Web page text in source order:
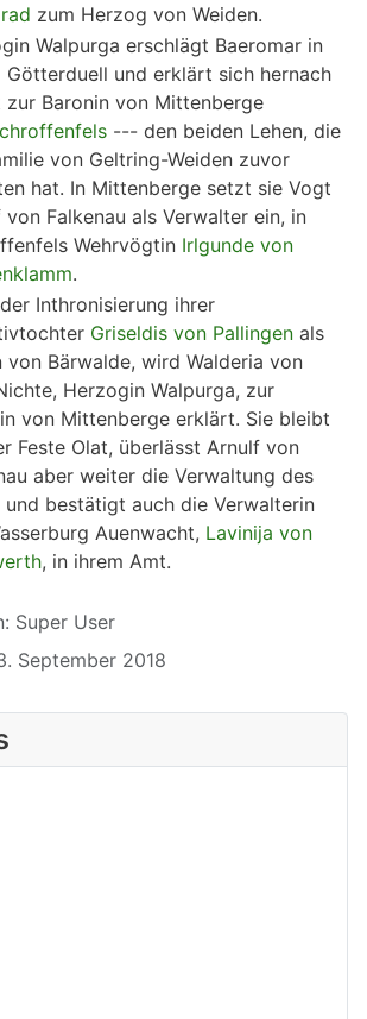
zum Herzog von Weiden.
Walpurga erschlägt Baeromar in
Götterduell und erklärt sich hernach
zur Baronin von Mittenberge
--- den beiden Lehen, die
von Geltring-Weiden zuvor
hat. In Mittenberge setzt sie Vogt
von Falkenau als Verwalter ein, in
Wehrvögtin Irlgunde von
.
Inthronisierung ihrer
Griseldis von Pallingen als
von Bärwalde, wird Walderia von
Herzogin Walpurga, zur
von Mittenberge erklärt. Sie bleibt
Feste Olat, überlässt Arnulf von
aber weiter die Verwaltung des
und bestätigt auch die Verwalterin
Auenwacht, Lavinija von
, in ihrem Amt.
Super User
September 2018